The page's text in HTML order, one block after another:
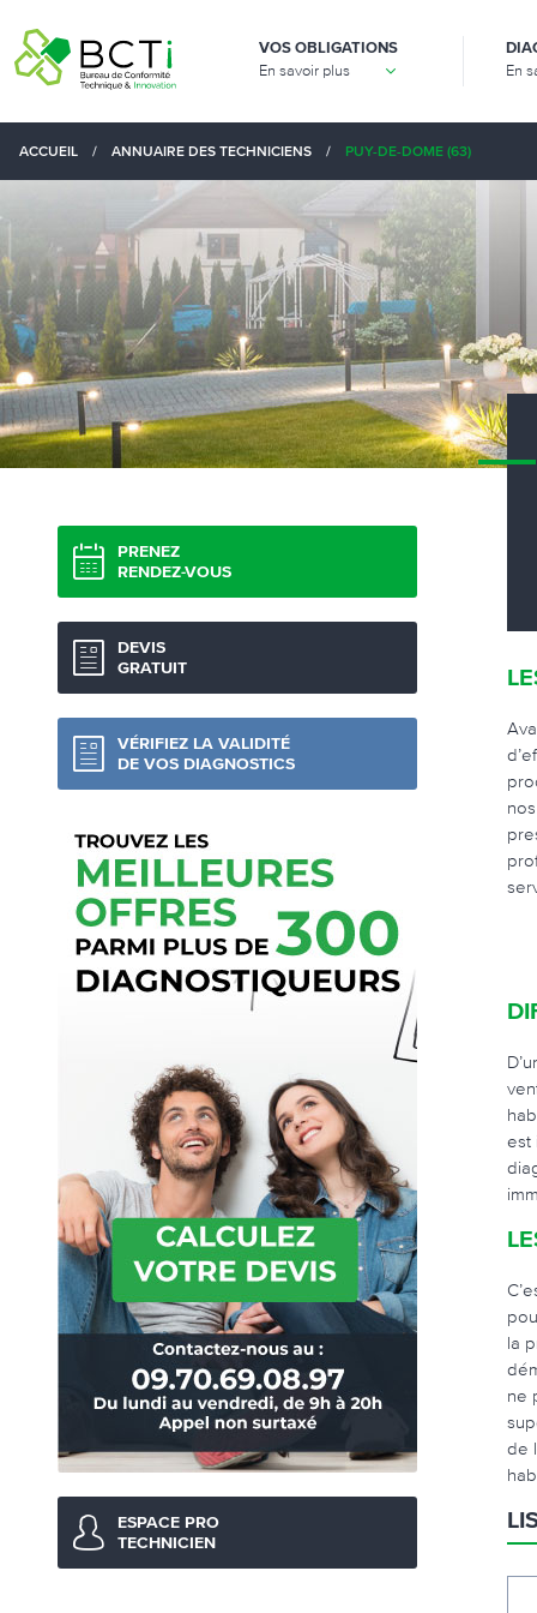
VOS OBLIGATIONS
En savoir plus En
ACCUEIL / ANNUAIRE DES TECHNICIENS / PUY-DE-DOME (63)
PRENEZ
RENDEZ-VOUS
DEVIS
GRATUIT
VÉRIFIEZ LA VALIDITÉ
DE VOS DIAGNOSTICS
ESPACE PRO
TECHNICIEN
est
la
ne
de